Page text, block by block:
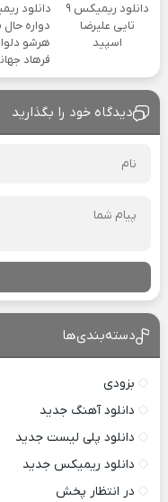
دانلود ریمیکس ۹
تایی علیرضا
اسپید
دانلود
دواره
هرشو
فرهاد
دیدگاه خود را بگذارید
دسته‌بندی‌ها
بزودی
دانلود آهنگ جدید
دانلود پلی لیست جدید
دانلود ریمیکس جدید
در انتظار پخش